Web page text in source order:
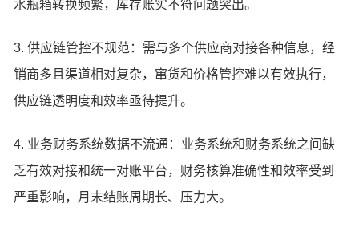
水瓶箱转换频繁，库存账实不符问题突出。
3. 供应链管控不规范：需与多个供应商对接各种信息，经
销商多且渠道相对复杂，窜货和价格管控难以有效执行，
供应链透明度和效率亟待提升。
4. 业务财务系统数据不流通：业务系统和财务系统之间缺
乏有效对接和统一对账平台，财务核算准确性和效率受到
严重影响，月末结账周期长、压力大。